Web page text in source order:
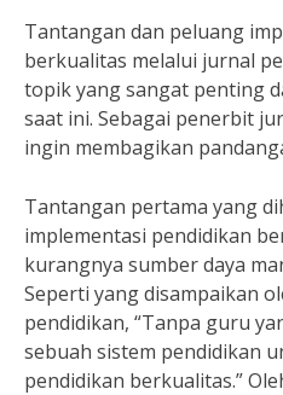
Tantangan dan peluang
berkualitas melalui jurnal
topik yang sangat penting
saat ini. Sebagai penerbit
ingin membagikan
Tantangan pertama yang
implementasi pendidikan
kurangnya sumber daya
Seperti yang disampaikan
pendidikan, “Tanpa guru
sebuah sistem pendidikan
pendidikan berkualitas.”